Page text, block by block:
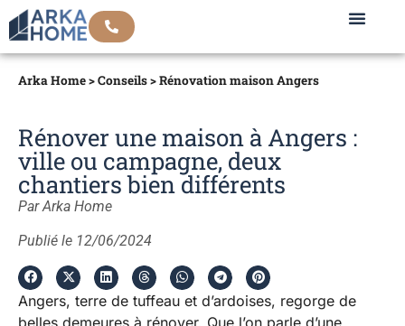
Arka Home>Conseils>Rénovation maison Angers
Rénover une maison à Angers :
ville ou campagne, deux
chantiers bien différents
Par Arka Home
Publié le 12/06/2024
Angers, terre de tuffeau et d’ardoises, regorge de
belles demeures à rénover. Que l’on parle d’une